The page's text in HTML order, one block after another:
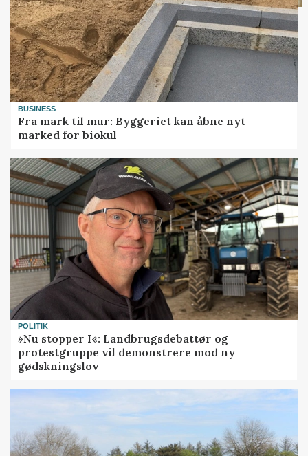
BUSINESS
Fra mark til mur: Byggeriet kan åbne nyt
marked for biokul
POLITIK
»Nu stopper I«: Landbrugsdebattør og
protestgruppe vil demonstrere mod ny
gødskningslov